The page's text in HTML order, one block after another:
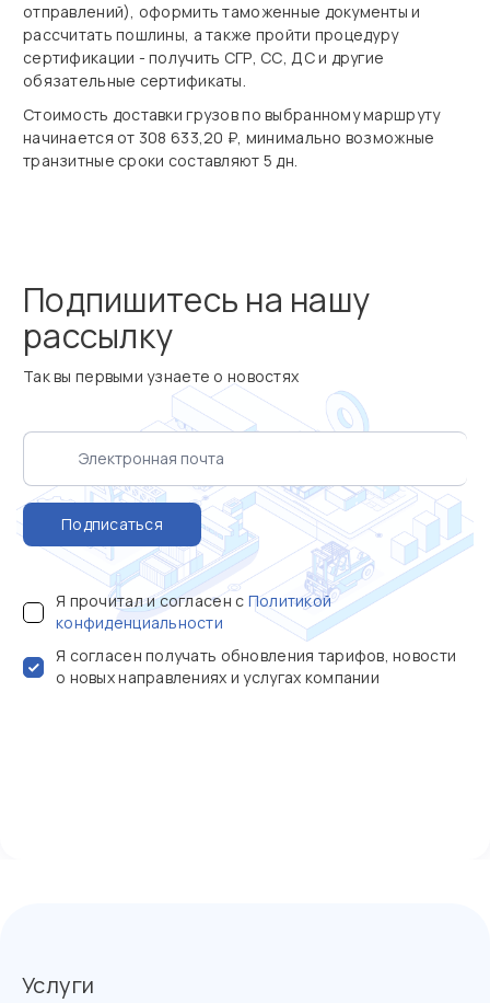
отправлений), оформить таможенные документы и
рассчитать пошлины, а также пройти процедуру
сертификации - получить СГР, СС, ДС и другие
обязательные сертификаты.
Стоимость доставки грузов по выбранному маршруту
начинается от 308 633,20 ₽, минимально возможные
транзитные сроки составляют 5 дн.
Подпишитесь на нашу
рассылку
Так вы первыми узнаете о новостях
Подписаться
Я прочитал и согласен с Политикой
конфиденциальности
Я согласен получать обновления тарифов, новости
о новых направлениях и услугах компании
Услуги